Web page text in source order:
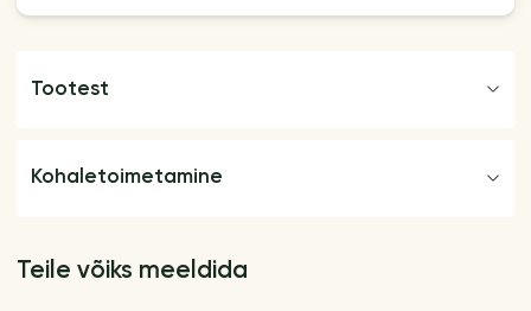
Tootest
Kohaletoimetamine
Teile võiks meeldida